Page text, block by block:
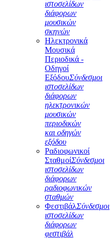
ιστοσελίδων
διάφορων
μουσικών
σκηνών
Ηλεκτρονικά
Μουσικά
Περιοδικά -
Οδηγοί
ΕξόδουΣύνδεσμοι
ιστοσελίδων
διάφορων
ηλεκτρονικών
μουσικών
περιοδικών
και οδηγών
εξόδου
Ραδιοφωνικοί
ΣταθμοίΣύνδεσμοι
ιστοσελίδων
διάφορων
ραδιοφωνικών
σταθμών
ΦεστιβάλΣύνδεσμοι
ιστοσελίδων
διάφορων
φεστιβάλ